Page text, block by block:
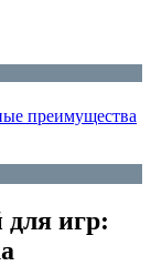
преимущества
для игр: